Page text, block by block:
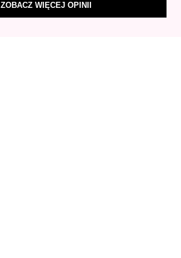
ZOBACZ WIĘCEJ OPINII